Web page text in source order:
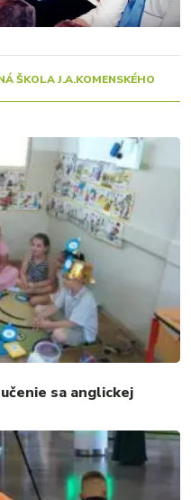
ŠKOLA J.A.KOMENSKÉHO
sa anglickej